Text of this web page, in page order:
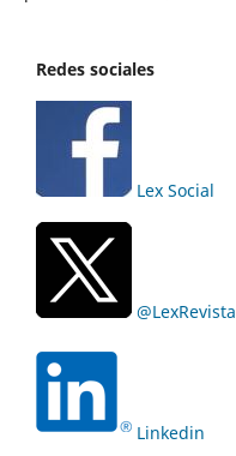
Redes sociales
Lex Social
@LexRevista
Linkedin